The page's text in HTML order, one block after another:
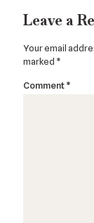
Leave a
Your email
marked *
Comment*